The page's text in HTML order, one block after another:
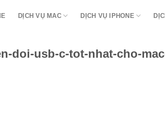
DỊCH VỤ MAC DỊCH VỤ IPHONE
doi-usb-c-tot-nhat-cho-